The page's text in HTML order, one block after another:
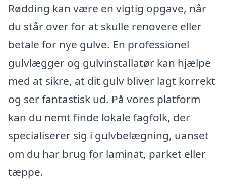
Rødding kan være en vigtig opgave, når
du står over for at skulle renovere eller
betale for nye gulve. En professionel
gulvlægger og gulvinstallatør kan hjælpe
med at sikre, at dit gulv bliver lagt korrekt
og ser fantastisk ud. På vores platform
kan du nemt finde lokale fagfolk, der
specialiserer sig i gulvbelægning, uanset
om du har brug for laminat, parket eller
tæppe.